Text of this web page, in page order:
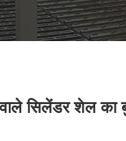
वाले सिलेंडर शेल का